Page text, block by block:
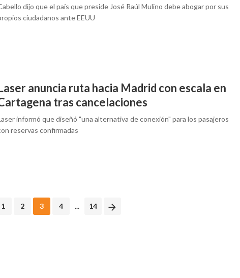
dijo que el país que preside José Raúl Mulino debe abogar por sus
ciudadanos ante EEUU
anuncia ruta hacia Madrid con escala en
tras cancelaciones
informó que diseñó "una alternativa de conexión" para los pasajeros
reservas confirmadas
1 2 3 4 ... 14